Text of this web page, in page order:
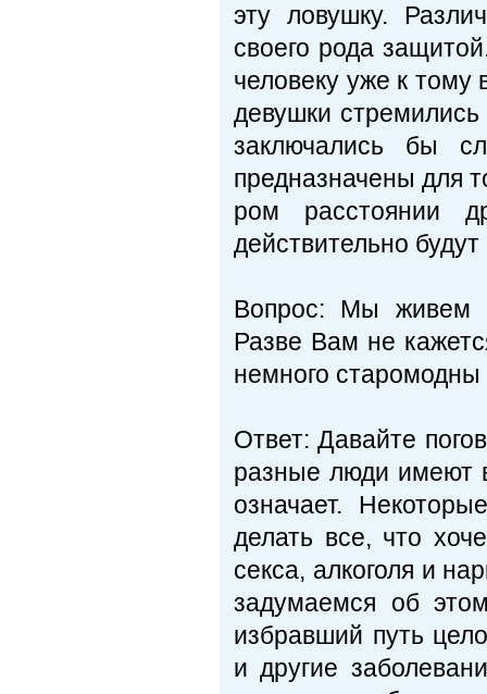
эту ловушку.
своего рода
человеку уже к тому
девушки
заключались бы
предназначены для
ром расстоянии
действительно будут
Вопрос: Мы живем
Разве Вам не
немного старомодны
Ответ: Давайте
разные люди име­ют
означает.
делать все, что
секса, алкоголя и
задумаемся об
избравший путь
и другие